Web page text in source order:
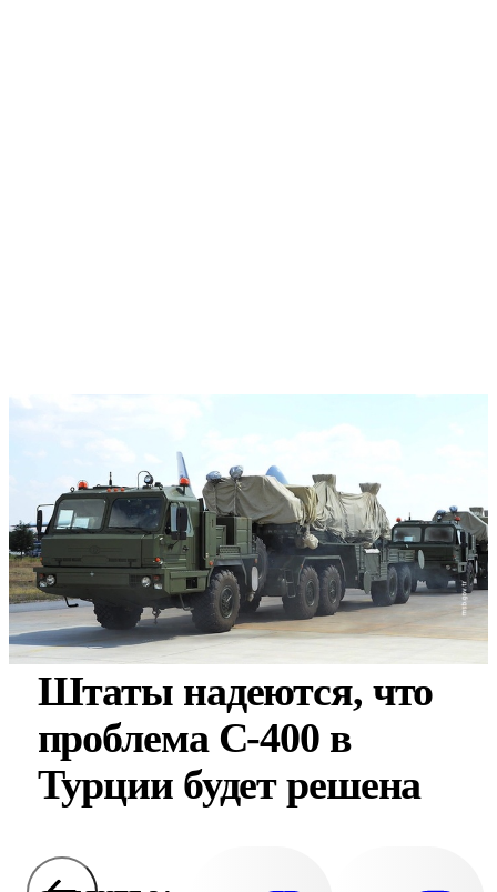
Штаты надеются, что
проблема С-400 в
Турции будет решена